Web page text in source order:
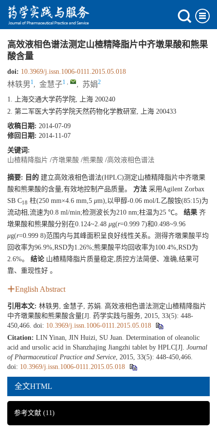
高效液相色谱法测定山楂精降脂片中齐墩果酸和熊果
酸含量
doi: 10.3969/j.issn.1006-0111.2015.05.018
林轶男 1, 金慧子1 , , 苏娟2
1. 上海交通大学药学院, 上海 200240
2. 第二军医大学药学院天然药物化学教研室, 上海 200433
收稿日期: 2014-07-09
修回日期: 2014-11-07
关键词:
山楂精降脂片 /齐墩果酸 /熊果酸 /高效液相色谱法
摘要: 目的 建立高效液相色谱法(HPLC)测定山楂精降脂片中齐墩果
酸和熊果酸的含量,有效地控制产品质量。 方法 采用Agilent Zorbax
SB C18 柱(250 mm×4.6 mm,5 μm),以甲醇-0.06 mol/L乙酸铵(85:15)为
流动相,流速为0.8 ml/min;检测波长为210 nm;柱温为25 ℃。 结果 齐
墩果酸和熊果酸分别在0.124~2.48 μg(r=0.999 7)和0.498~9.96
μg(r=0.999 8)范围内与其峰面积呈良好线性关系。测得齐墩果酸平均
回收率为96.9%,RSD为1.26%;熊果酸平均回收率为100.4%,RSD为
2.6%。 结论山楂精降脂片质量稳定,质控方法简便、准确,结果可
靠、重现性好 。
English Abstract
引用本文: 林轶男, 金慧子, 苏娟. 高效液相色谱法测定山楂精降脂片
中齐墩果酸和熊果酸含量[J]. 药学实践与服务, 2015, 33(5): 448-
450,466. doi: 10.3969/j.issn.1006-0111.2015.05.018
Citation: LIN Yinan, JIN Huizi, SU Juan. Determination of oleanolic
acid and ursolic acid in Shanzhajing Jiangzhi tablet by HPLC[J]. Journal
of Pharmaceutical Practice and Service , 2015, 33(5): 448-450,466.
doi: 10.3969/j.issn.1006-0111.2015.05.018
全文HTML
参考文献 (11)